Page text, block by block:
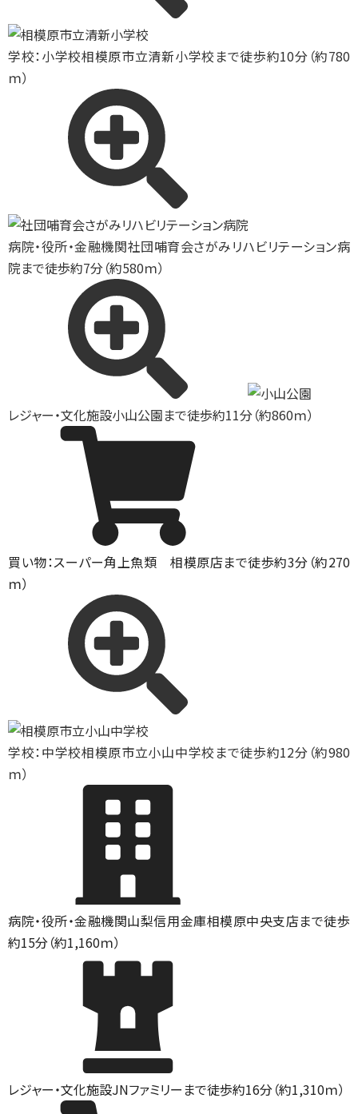
学校：小学校相模原市立清新小学校まで徒歩約10分（約780
ｍ）
病院・役所・金融機関社団哺育会さがみリハビリテーション病
院まで徒歩約7分（約580ｍ）
レジャー・文化施設小山公園まで徒歩約11分（約860ｍ）
買い物：スーパー角上魚類 相模原店まで徒歩約3分（約270
ｍ）
学校：中学校相模原市立小山中学校まで徒歩約12分（約980
ｍ）
病院・役所・金融機関山梨信用金庫相模原中央支店まで徒歩
約15分（約1,160ｍ）
レジャー・文化施設JNファミリーまで徒歩約16分（約1,310ｍ）